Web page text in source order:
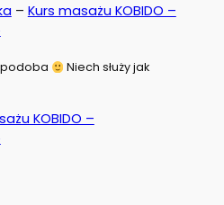
– Kurs masażu KOBIDO –
podoba
Niech służy jak
KOBIDO –